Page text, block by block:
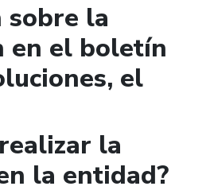
sobre la
en el boletín
el
la
la entidad?